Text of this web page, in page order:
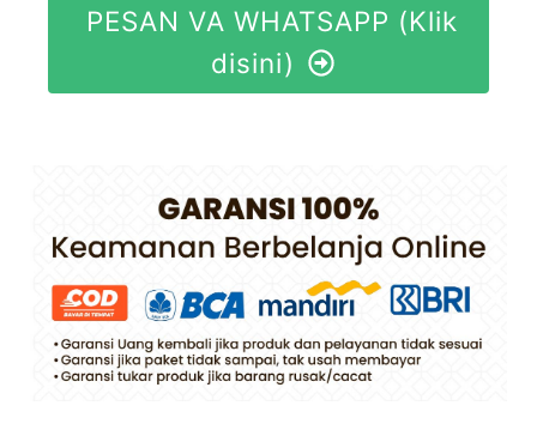
PESAN VA WHATSAPP (Klik
disini)